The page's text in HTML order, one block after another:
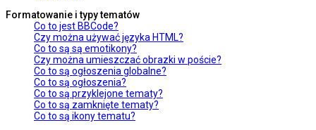
Formatowanie i typy tematów
Co to jest BBCode?
Czy można używać języka HTML?
Co to są są emotikony?
Czy można umieszczać obrazki w poście?
Co to są ogłoszenia globalne?
Co to są ogłoszenia?
Co to są przyklejone tematy?
Co to są zamknięte tematy?
Co to są ikony tematu?